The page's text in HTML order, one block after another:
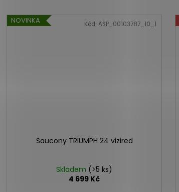
NOVINKA
Saucony TRIUMPH 24 vizired
Skladem (>5 ks)
4 699 Kč
Kód: ASP_00103787_10_1